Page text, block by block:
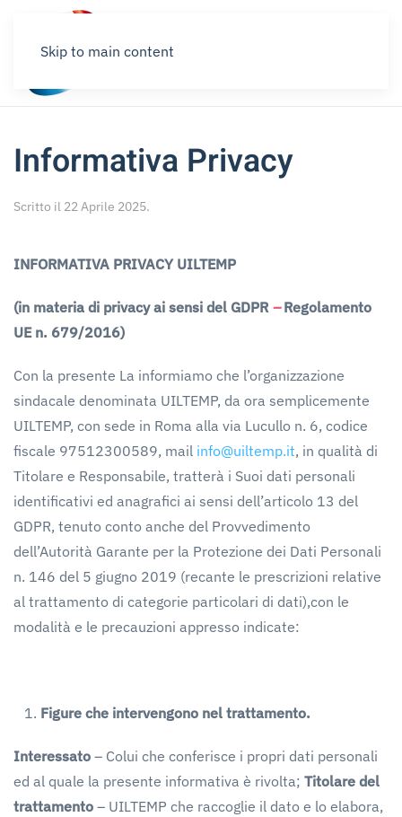
Skip to main content
Informativa Privacy
Scritto il 22 Aprile 2025.
INFORMATIVA PRIVACY UILTEMP
(in materia di privacy ai sensi del GDPR – Regolamento
UE n. 679/2016)
Con la presente La informiamo che l’organizzazione
sindacale denominata UILTEMP, da ora semplicemente
UILTEMP, con sede in Roma alla via Lucullo n. 6, codice
fiscale 97512300589, mail info@uiltemp.it, in qualità di
Titolare e Responsabile, tratterà i Suoi dati personali
identificativi ed anagrafici ai sensi dell’articolo 13 del
GDPR, tenuto conto anche del Provvedimento
dell’Autorità Garante per la Protezione dei Dati Personali
n. 146 del 5 giugno 2019 (recante le prescrizioni relative
al trattamento di categorie particolari di dati),con le
modalità e le precauzioni appresso indicate:
Figure che intervengono nel trattamento.
Interessato – Colui che conferisce i propri dati personali
ed al quale la presente informativa è rivolta; Titolare del
trattamento – UILTEMP che raccoglie il dato e lo elabora,